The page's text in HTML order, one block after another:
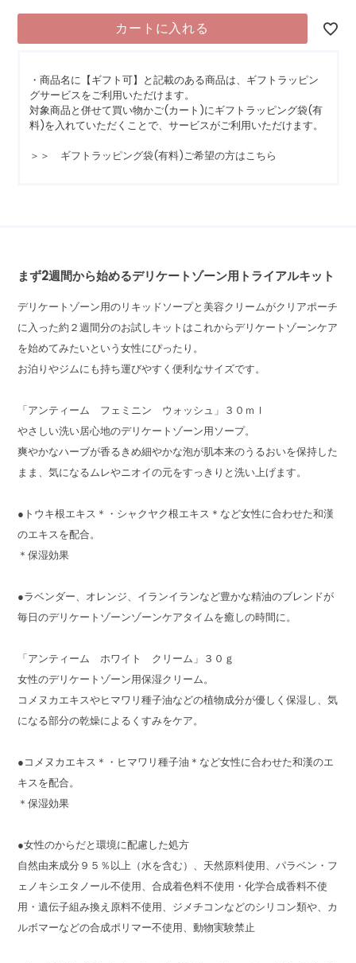
カートに入れる
・商品名に【ギフト可】と記載のある商品は、ギフトラッピン
グサービスをご利用いただけます。
対象商品と併せて買い物かご(カート)にギフトラッピング袋(有
料)を入れていただくことで、サービスがご利用いただけます。
＞＞ ギフトラッピング袋(有料)ご希望の方はこちら
まず2週間から始めるデリケートゾーン用トライアルキット
デリケートゾーン用のリキッドソープと美容クリームがクリアポーチ
に入った約２週間分のお試しキットはこれからデリケートゾーンケア
を始めてみたいという女性にぴったり。
お泊りやジムにも持ち運びやすく便利なサイズです。
「アンティーム フェミニン ウォッシュ」３０ｍｌ
やさしい洗い居心地のデリケートゾーン用ソープ。
爽やかなハーブが香るきめ細やかな泡が肌本来のうるおいを保持した
まま、気になるムレやニオイの元をすっきりと洗い上げます。
●トウキ根エキス＊・シャクヤク根エキス＊など女性に合わせた和漢
のエキスを配合。
＊保湿効果
●ラベンダー、オレンジ、イランイランなど豊かな精油のブレンドが
毎日のデリケートゾーンゾーンケアタイムを癒しの時間に。
「アンティーム ホワイト クリーム」３０ｇ
女性のデリケートゾーン用保湿クリーム。
コメヌカエキスやヒマワリ種子油などの植物成分が優しく保湿し、気
になる部分の乾燥によるくすみをケア。
●コメヌカエキス＊・ヒマワリ種子油＊など女性に合わせた和漢のエ
キスを配合。
＊保湿効果
●女性のからだと環境に配慮した処方
自然由来成分９５％以上（水を含む）、天然原料使用、パラベン・フ
ェノキシエタノール不使用、合成着色料不使用・化学合成香料不使
用・遺伝子組み換え原料不使用、ジメチコンなどのシリコン類や、カ
ルボマーなどの合成ポリマー不使用、動物実験禁止